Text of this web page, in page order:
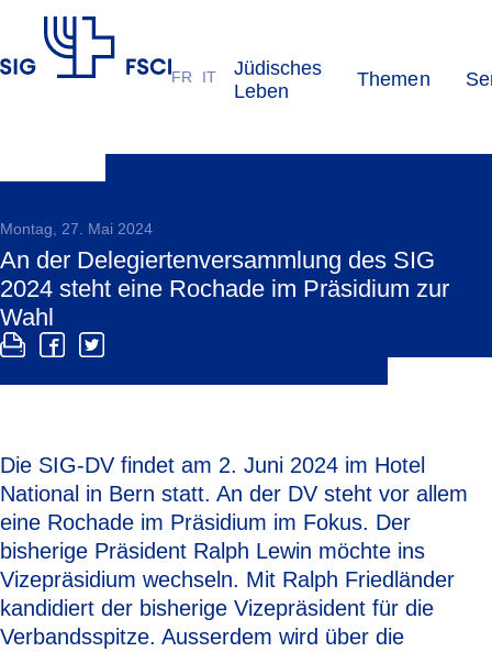
FR IT
Jüdisches
Leben
Themen
Montag, 27. Mai 2024
An der Delegiertenversammlung des SIG
2024 steht eine Rochade im Präsidium zur
Wahl
Die SIG-DV findet am 2. Juni 2024 im Hotel
National in Bern statt. An der DV steht vor allem
eine Rochade im Präsidium im Fokus. Der
bisherige Präsident Ralph Lewin möchte ins
Vizepräsidium wechseln. Mit Ralph Friedländer
kandidiert der bisherige Vizepräsident für die
Verbandsspitze. Ausserdem wird über die